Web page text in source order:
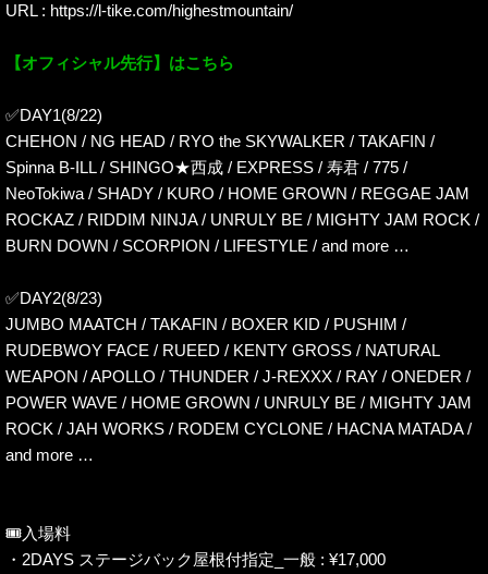
URL : https://l-tike.com/highestmountain/
【オフィシャル先行】はこちら
✅DAY1(8/22)
CHEHON / NG HEAD / RYO the SKYWALKER / TAKAFIN /
Spinna B-ILL / SHINGO★西成 / EXPRESS / 寿君 / 775 /
NeoTokiwa / SHADY / KURO / HOME GROWN / REGGAE JAM
ROCKAZ / RIDDIM NINJA / UNRULY BE / MIGHTY JAM ROCK /
BURN DOWN / SCORPION / LIFESTYLE / and more …
✅DAY2(8/23)
JUMBO MAATCH / TAKAFIN / BOXER KID / PUSHIM /
RUDEBWOY FACE / RUEED / KENTY GROSS / NATURAL
WEAPON / APOLLO / THUNDER / J-REXXX / RAY / ONEDER /
POWER WAVE / HOME GROWN / UNRULY BE / MIGHTY JAM
ROCK / JAH WORKS / RODEM CYCLONE / HACNA MATADA /
and more …
🎟️入場料
・2DAYS ステージバック屋根付指定_一般 : ¥17,000